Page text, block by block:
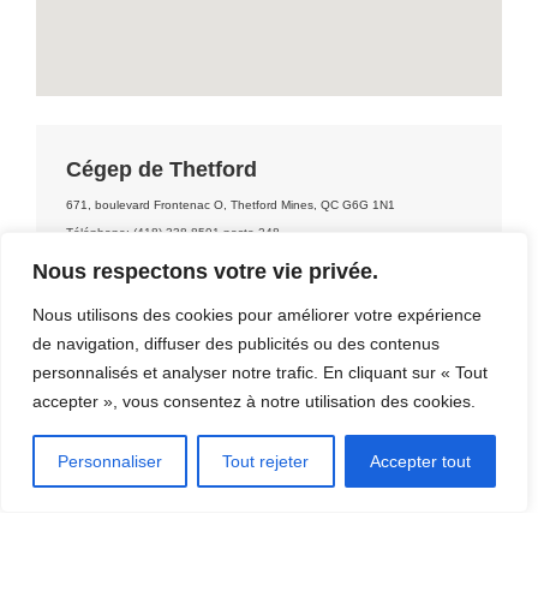
Nous respectons votre vie privée.
Nous utilisons des cookies pour améliorer votre expérience
de navigation, diffuser des publicités ou des contenus
personnalisés et analyser notre trafic. En cliquant sur « Tout
accepter », vous consentez à notre utilisation des cookies.
Personnaliser Tout rejeter Accepter tout
Cégep de Thetford
671, boulevard Frontenac O, Thetford Mines, QC G6G 1N1
Téléphone: (418) 338-8591 poste 248
Contact: Réseau des bibliothèques publiques de Thetford
DÉCOUVRIR LA RÉGION